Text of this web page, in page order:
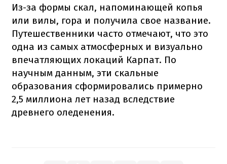
Из-за формы скал, напоминающей копья
или вилы, гора и получила свое название.
Путешественники часто отмечают, что это
одна из самых атмосферных и визуально
впечатляющих локаций Карпат. По
научным данным, эти скальные
образования сформировались примерно
2,5 миллиона лет назад вследствие
древнего оледенения.